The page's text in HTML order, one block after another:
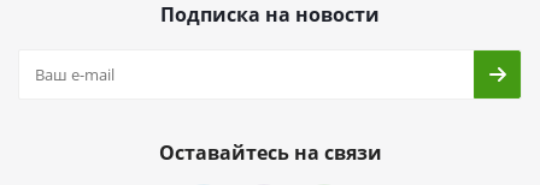
Подписка на новости
Оставайтесь на связи